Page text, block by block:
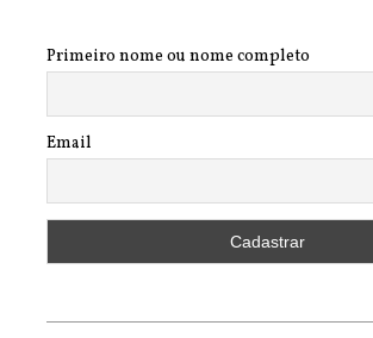
Primeiro nome ou nome completo
Email